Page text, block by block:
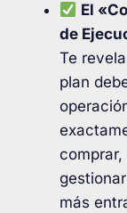
El
de
Te
plan
más